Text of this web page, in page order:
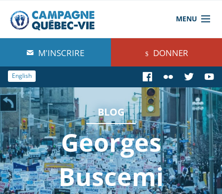
MENU
À propos de nous
Blog
Comprendre
Agir
Boutique
M'INSCRIRE DONNER
English
BLOG
Georges
Buscemi